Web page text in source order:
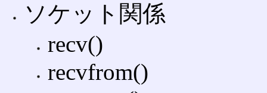
ソケット関係
recv()
recvfrom()